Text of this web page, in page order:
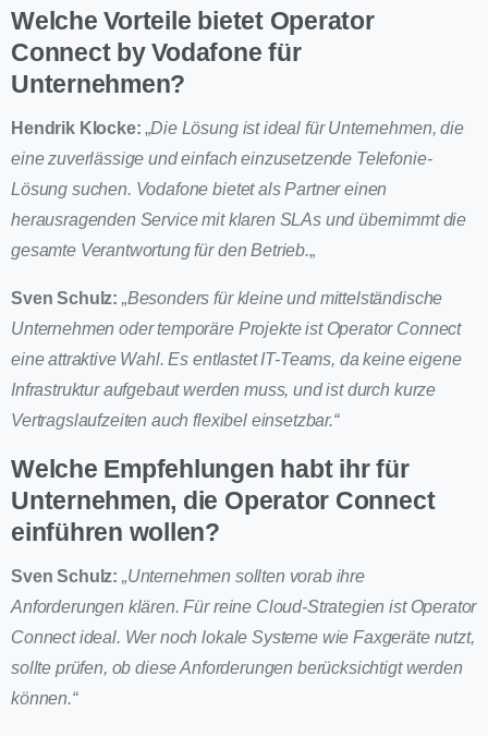
Welche Vorteile bietet Operator
Connect by Vodafone für
Unternehmen?
Hendrik Klocke: „Die Lösung ist ideal für Unternehmen, die
eine zuverlässige und einfach einzusetzende Telefonie-
Lösung suchen. Vodafone bietet als Partner einen
herausragenden Service mit klaren SLAs und übernimmt die
gesamte Verantwortung für den Betrieb.„
Sven Schulz: „Besonders für kleine und mittelständische
Unternehmen oder temporäre Projekte ist Operator Connect
eine attraktive Wahl. Es entlastet IT-Teams, da keine eigene
Infrastruktur aufgebaut werden muss, und ist durch kurze
Vertragslaufzeiten auch flexibel einsetzbar.“
Welche Empfehlungen habt ihr für
Unternehmen, die Operator Connect
einführen wollen?
Sven Schulz: „Unternehmen sollten vorab ihre
Anforderungen klären. Für reine Cloud-Strategien ist Operator
Connect ideal. Wer noch lokale Systeme wie Faxgeräte nutzt,
sollte prüfen, ob diese Anforderungen berücksichtigt werden
können.“